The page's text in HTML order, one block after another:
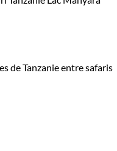
de Tanzanie entre safaris